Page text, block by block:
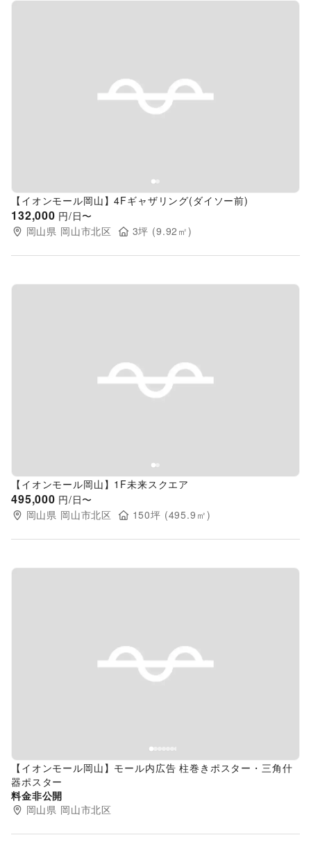
Previous slide
【イオンモール岡山】4Fギャザリング(ダイソー前)
132,000 円/日〜
岡山県 岡山市北区 3坪 (9.92 ㎡)
Previous slide
【イオンモール岡山】1F未来スクエア
495,000 円/日〜
岡山県 岡山市北区 150坪 (495.9 ㎡)
Previous slide
【イオンモール岡山】モール内広告 柱巻きポスター・三⾓什
器ポスター
料金非公開
岡山県 岡山市北区